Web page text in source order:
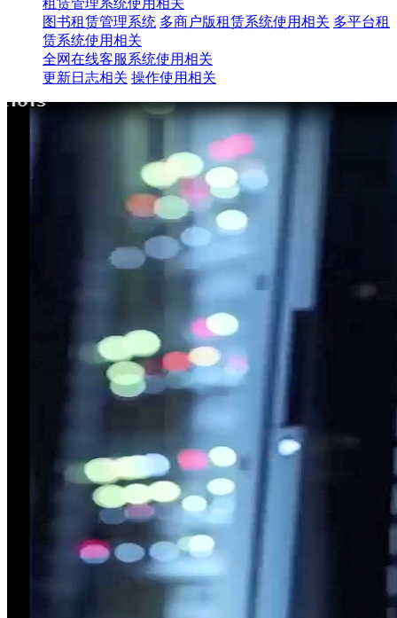
租赁管理系统使用相关
图书租赁管理系统 多商户版租赁系统使用相关 多平台租
赁系统使用相关
全网在线客服系统使用相关
更新日志相关 操作使用相关